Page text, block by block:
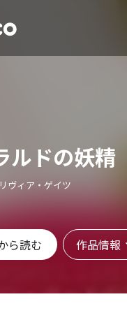
ルドの妖精
ヴィア・ゲイツ
ら読む 作品情報